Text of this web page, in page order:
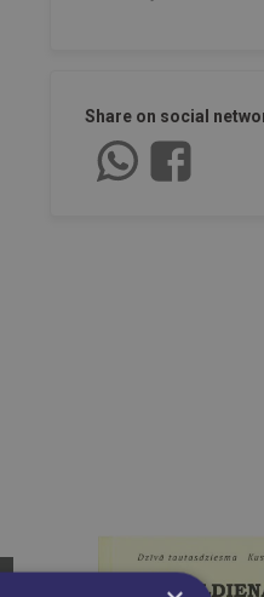
Share on social